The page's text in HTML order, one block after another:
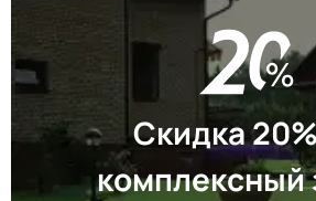
Скидка
комплексный